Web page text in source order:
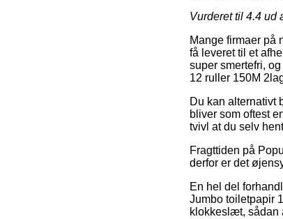
Vurderet til 4.4 ud
Mange firmaer på
få leveret til et
super smertefri,
12 ruller 150M
Du kan alternativt
bliver som oftest
tvivl at du selv
Fragttiden på
derfor er det
En hel del
Jumbo toiletpapir
klokkeslæt, sådan